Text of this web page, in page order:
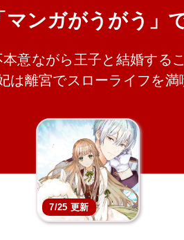
マンガがうがう」
意ながら王子と結婚する
は離宮でスローライフを満
7/25 更新